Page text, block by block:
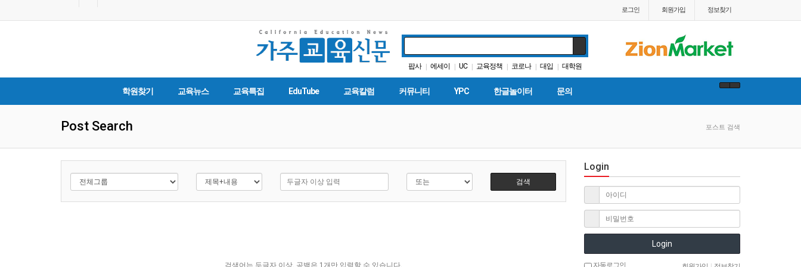
로그인 회원가입 정보찾기
팝사 | 에세이 | UC | 교육정책 | 코로나 | 대입 | 대학원
| 가주교육부 | 교육구 | 매그닛 스쿨
학원찾기 교육뉴스 교육특집 EduTube 교육칼럼 커뮤니티 YPC 한글놀이터 문의
Post Search 포스트 검색
검색
검색어는 두글자 이상, 공백은 1개만 입력할 수 있습니다.
Login
Login
자동로그인